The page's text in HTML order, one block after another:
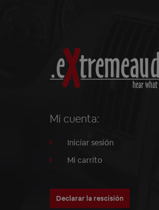
Mi cuenta:
Iniciar sesión
Mi carrito
Declarar la rescisión